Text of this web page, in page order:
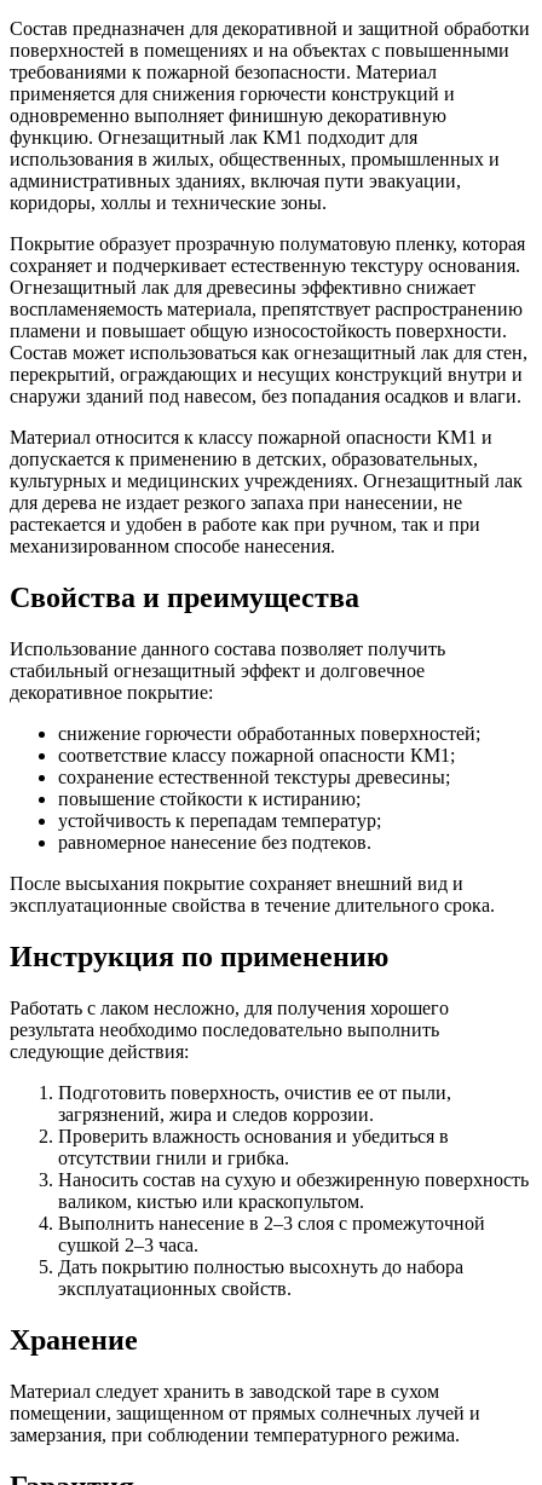
Состав предназначен для декоративной и защитной обработки
поверхностей в помещениях и на объектах с повышенными
требованиями к пожарной безопасности. Материал
применяется для снижения горючести конструкций и
одновременно выполняет финишную декоративную
функцию. Огнезащитный лак КМ1 подходит для
использования в жилых, общественных, промышленных и
административных зданиях, включая пути эвакуации,
коридоры, холлы и технические зоны.
Покрытие образует прозрачную полуматовую пленку, которая
сохраняет и подчеркивает естественную текстуру основания.
Огнезащитный лак для древесины эффективно снижает
воспламеняемость материала, препятствует распространению
пламени и повышает общую износостойкость поверхности.
Состав может использоваться как огнезащитный лак для стен,
перекрытий, ограждающих и несущих конструкций внутри и
снаружи зданий под навесом, без попадания осадков и влаги.
Материал относится к классу пожарной опасности КМ1 и
допускается к применению в детских, образовательных,
культурных и медицинских учреждениях. Огнезащитный лак
для дерева не издает резкого запаха при нанесении, не
растекается и удобен в работе как при ручном, так и при
механизированном способе нанесения.
Свойства и преимущества
Использование данного состава позволяет получить
стабильный огнезащитный эффект и долговечное
декоративное покрытие:
снижение горючести обработанных поверхностей;
соответствие классу пожарной опасности КМ1;
сохранение естественной текстуры древесины;
повышение стойкости к истиранию;
устойчивость к перепадам температур;
равномерное нанесение без подтеков.
После высыхания покрытие сохраняет внешний вид и
эксплуатационные свойства в течение длительного срока.
Инструкция по применению
Работать с лаком несложно, для получения хорошего
результата необходимо последовательно выполнить
следующие действия:
Подготовить поверхность, очистив ее от пыли,
загрязнений, жира и следов коррозии.
Проверить влажность основания и убедиться в
отсутствии гнили и грибка.
Наносить состав на сухую и обезжиренную поверхность
валиком, кистью или краскопультом.
Выполнить нанесение в 2–3 слоя с промежуточной
сушкой 2–3 часа.
Дать покрытию полностью высохнуть до набора
эксплуатационных свойств.
Хранение
Материал следует хранить в заводской таре в сухом
помещении, защищенном от прямых солнечных лучей и
замерзания, при соблюдении температурного режима.